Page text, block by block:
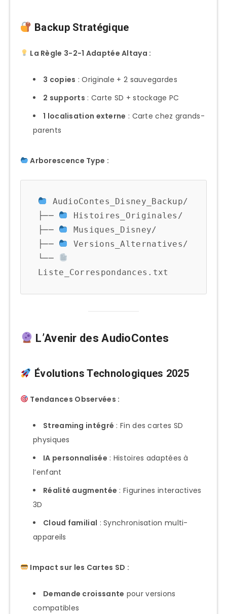
Backup Stratégique
La Règle 3-2-1 Adaptée Altaya :
3 copies : Originale + 2 sauvegardes
2 supports : Carte SD + stockage PC
1 localisation externe : Carte chez grands-
parents
Arborescence Type :
AudioContes_Disney_Backup/
├──
Histoires_Originales/
├──
Musiques_Disney/
├──
Versions_Alternatives/
└──
L’Avenir des AudioContes
Évolutions Technologiques 2025
Tendances Observées :
Streaming intégré : Fin des cartes SD
physiques
IA personnalisée : Histoires adaptées à
l’enfant
Réalité augmentée : Figurines interactives
3D
Cloud familial : Synchronisation multi-
appareils
Impact sur les Cartes SD :
Demande croissante pour versions
compatibles